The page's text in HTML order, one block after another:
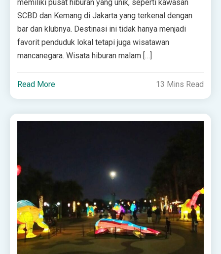
memiliki pusat hiburan yang unik, seperti kawasan
SCBD dan Kemang di Jakarta yang terkenal dengan
bar dan klubnya. Destinasi ini tidak hanya menjadi
favorit penduduk lokal tetapi juga wisatawan
mancanegara. Wisata hiburan malam […]
Read More 13 Mins Read